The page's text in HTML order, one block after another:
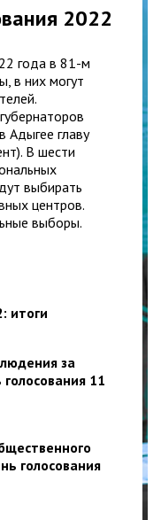
2022
года в 81-м
в них могут
Адыгее главу
В шести
выбирать
центров.
выборы.
итоги
за
11
голосования